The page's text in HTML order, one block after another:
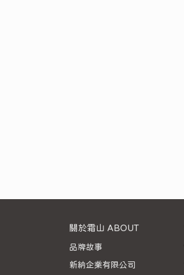
關於霜山 ABOUT
品牌故事
新納企業有限公司